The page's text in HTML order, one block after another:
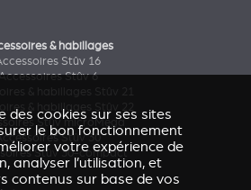
& habillages
Stûv 16
Stûv 6
& habillages Stûv 22
Stûv microMega
Stûv 30
Stûv 30-compact
des cookies sur ses sites
le bon fonctionnement
votre expérience de
analyser l’utilisation, et
contenus sur base de vos